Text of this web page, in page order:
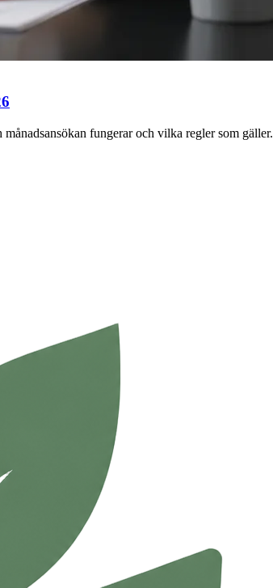
fungerar och vilka regler som gäller.